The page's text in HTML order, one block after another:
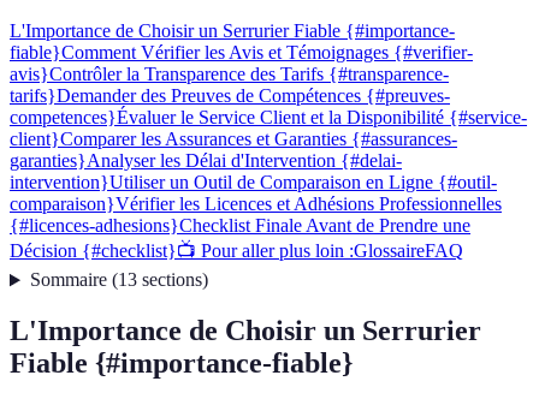
L'Importance de Choisir un Serrurier Fiable {#importance-
fiable}Comment Vérifier les Avis et Témoignages {#verifier-
avis}Contrôler la Transparence des Tarifs {#transparence-
tarifs}Demander des Preuves de Compétences {#preuves-
competences}Évaluer le Service Client et la Disponibilité {#service-
client}Comparer les Assurances et Garanties {#assurances-
garanties}Analyser les Délai d'Intervention {#delai-
intervention}Utiliser un Outil de Comparaison en Ligne {#outil-
comparaison}Vérifier les Licences et Adhésions Professionnelles
{#licences-adhesions}Checklist Finale Avant de Prendre une
Décision {#checklist}📺 Pour aller plus loin :GlossaireFAQ
Sommaire(13 sections)
L'Importance de Choisir un Serrurier
Fiable {#importance-fiable}